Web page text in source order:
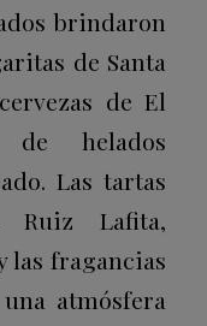
brindaron
de Santa
de El
helados
Las tartas
Lafita,
las fragancias
atmósfera